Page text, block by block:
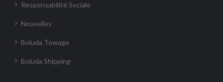
Responsabilité Sociale
Nouvelles
Boluda Towage
Boluda Shipping